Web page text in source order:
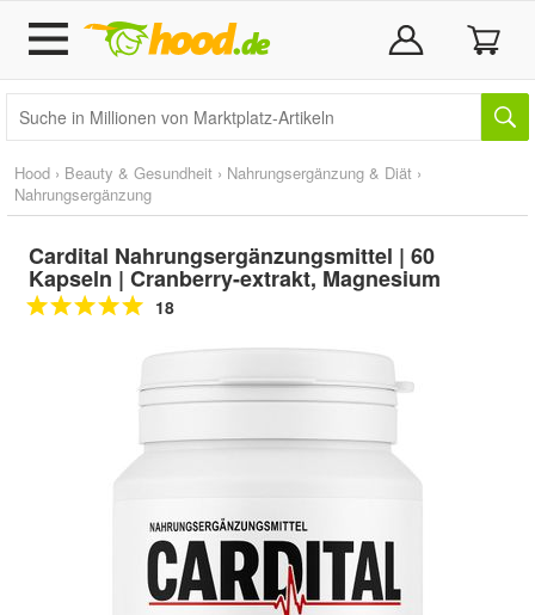
Hood › Beauty & Gesundheit › Nahrungsergänzung & Diät ›
Nahrungsergänzung
Cardital Nahrungsergänzungsmittel | 60
Kapseln | Cranberry-extrakt, Magnesium
18